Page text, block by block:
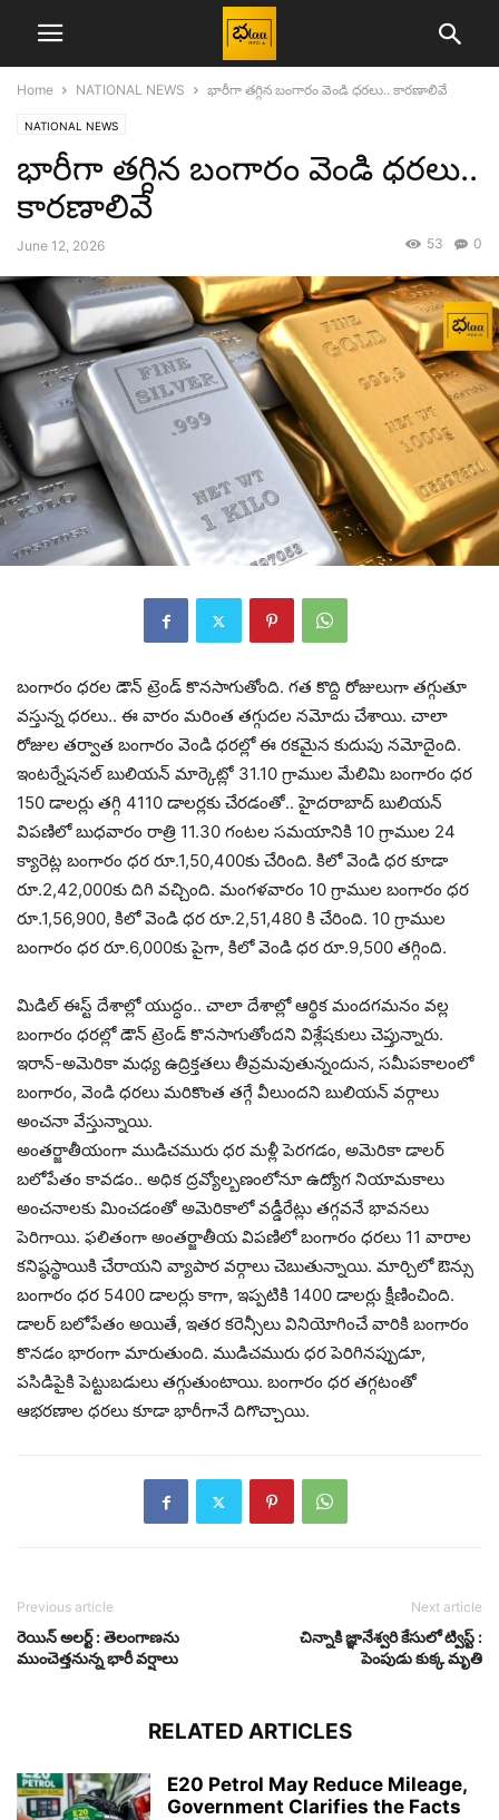
Home NATIONAL NEWS భారీగా తగ్గిన బంగారం వెండి ధరలు.. కారణాలివే
NATIONAL NEWS
భారీగా తగ్గిన బంగారం వెండి ధరలు..
కారణాలివే
June 12, 2026 0
53
బంగారం ధరల డౌన్ ట్రెండ్ కొనసాగుతోంది. గత కొద్ది రోజులుగా తగ్గుతూ
వస్తున్న ధరలు.. ఈ వారం మరింత తగ్గుదల నమోదు చేశాయి. చాలా
రోజుల తర్వాత బంగారం వెండి ధరల్లో ఈ రకమైన కుదుపు నమోదైంది.
ఇంటర్నేషనల్ బులియన్ మార్కెట్లో 31.10 గ్రాముల మేలిమి బంగారం ధర
150 డాలర్లు తగ్గి 4110 డాలర్లకు చేరడంతో.. హైదరాబాద్‌ బులియన్‌
విపణిలో బుధవారం రాత్రి 11.30 గంటల సమయానికి 10 గ్రాముల 24
క్యారెట్ల బంగారం ధర రూ.1,50,400కు చేరింది. కిలో వెండి ధర కూడా
రూ.2,42,000కు దిగి వచ్చింది. మంగళవారం 10 గ్రాముల బంగారం ధర
రూ.1,56,900, కిలో వెండి ధర రూ.2,51,480 కి చేరింది. 10 గ్రాముల
బంగారం ధర రూ.6,000కు పైగా, కిలో వెండి ధర రూ.9,500 తగ్గింది.
మిడిల్ ఈస్ట్ దేశాల్లో యుద్ధం.. చాలా దేశాల్లో ఆర్థిక మందగమనం వల్ల
బంగారం ధరల్లో డౌన్ ట్రెండ్ కొనసాగుతోందని విశ్లేషకులు చెప్తున్నారు.
ఇరాన్‌-అమెరికా మధ్య ఉద్రిక్తతలు తీవ్రమవుతున్నందున, సమీపకాలంలో
బంగారం, వెండి ధరలు మరికొంత తగ్గే వీలుందని బులియన్‌ వర్గాలు
అంచనా వేస్తున్నాయి.
అంతర్జాతీయంగా ముడిచమురు ధర మళ్లీ పెరగడం, అమెరికా డాలర్‌
బలోపేతం కావడం.. అధిక ద్రవ్యోల్బణంలోనూ ఉద్యోగ నియామకాలు
అంచనాలకు మించడంతో అమెరికాలో వడ్డీరేట్లు తగ్గవనే భావనలు
పెరిగాయి. ఫలితంగా అంతర్జాతీయ విపణిలో బంగారం ధరలు 11 వారాల
కనిష్ఠస్థాయికి చేరాయని వ్యాపార వర్గాలు చెబుతున్నాయి. మార్చిలో ఔన్సు
బంగారం ధర 5400 డాలర్లు కాగా, ఇప్పటికి 1400 డాలర్లు క్షీణించింది.
డాలర్‌ బలోపేతం అయితే, ఇతర కరెన్సీలు వినియోగించే వారికి బంగారం
కొనడం భారంగా మారుతుంది. ముడిచమురు ధర పెరిగినప్పుడూ,
పసిడిపైకి పెట్టుబడులు తగ్గుతుంటాయి. బంగారం ధర తగ్గటంతో
ఆభరణాల ధరలు కూడా భారీగానే దిగొచ్చాయి.
Previous article
రెయిన్ అలర్ట్ : తెలంగాణను
ముంచెత్తనున్న భారీ వర్షాలు
Next article
చిన్నాకి జ్ఞానేశ్వరి కేసులో ట్విస్ట్ :
పెంపుడు కుక్క మృతి
RELATED ARTICLES
E20 Petrol May Reduce Mileage,
Government Clarifies the Facts